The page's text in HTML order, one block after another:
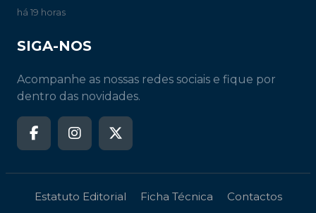
há 19 horas
SIGA-NOS
Acompanhe as nossas redes sociais e fique por
dentro das novidades.
Estatuto Editorial Ficha Técnica
Contactos